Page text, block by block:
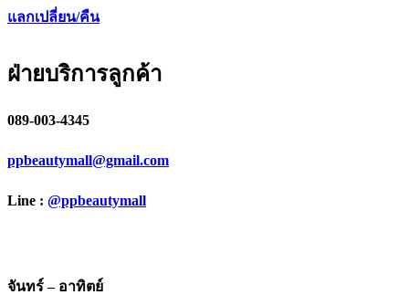
แลกเปลี่ยน/คืน
ฝ่ายบริการลูกค้า
089-003-4345
ppbeautymall@gmail.com
Line : @ppbeautymall
จันทร์ – อาทิตย์